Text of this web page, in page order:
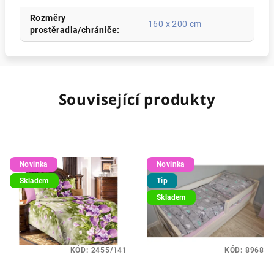
Rozměry
prostěradla/chrániče:
160 x 200 cm
Související produkty
Novinka
Skladem
KÓD: 2455/141
Novinka
Tip
Skladem
KÓD: 8968